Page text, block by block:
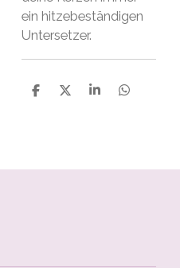
ein hitzebeständigen
Untersetzer.
S
S
S
S